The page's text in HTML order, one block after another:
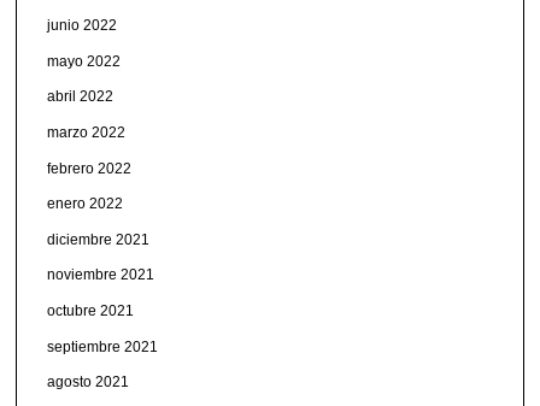
junio 2022
mayo 2022
abril 2022
marzo 2022
febrero 2022
enero 2022
diciembre 2021
noviembre 2021
octubre 2021
septiembre 2021
agosto 2021